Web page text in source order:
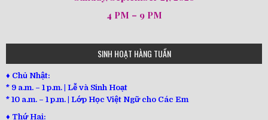
4 PM – 9 PM
SINH HOẠT HÀNG TUẦN
♦ Chủ Nhật:
* 9 a.m. – 1 p.m. | Lễ và Sinh Hoạt
* 10 a.m. – 1 p.m. | Lớp Học Việt Ngữ cho Các Em
♦ Thứ Hai: